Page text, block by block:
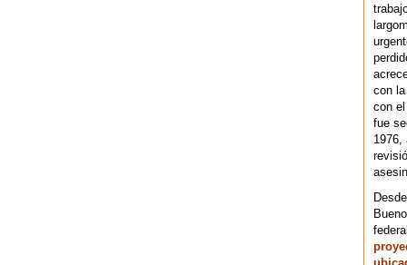
con
con
fue
1976,